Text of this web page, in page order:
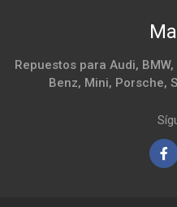
Repuestos para Audi,
Benz, Mini, Porsche,